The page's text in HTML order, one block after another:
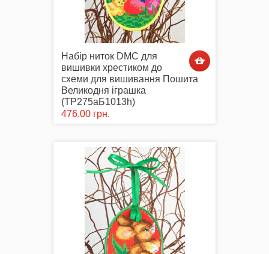
Набір ниток DMC для
вишивки хрестиком до
схеми для вишивання Пошита
Великодня іграшка
(ТР275аБ1013h)
476,00 грн.